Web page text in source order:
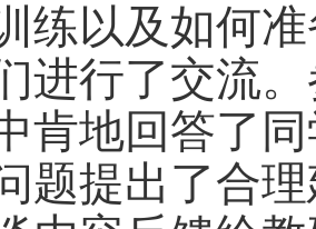
练以及如何
进行了交流
肯地回答了
题提出了合